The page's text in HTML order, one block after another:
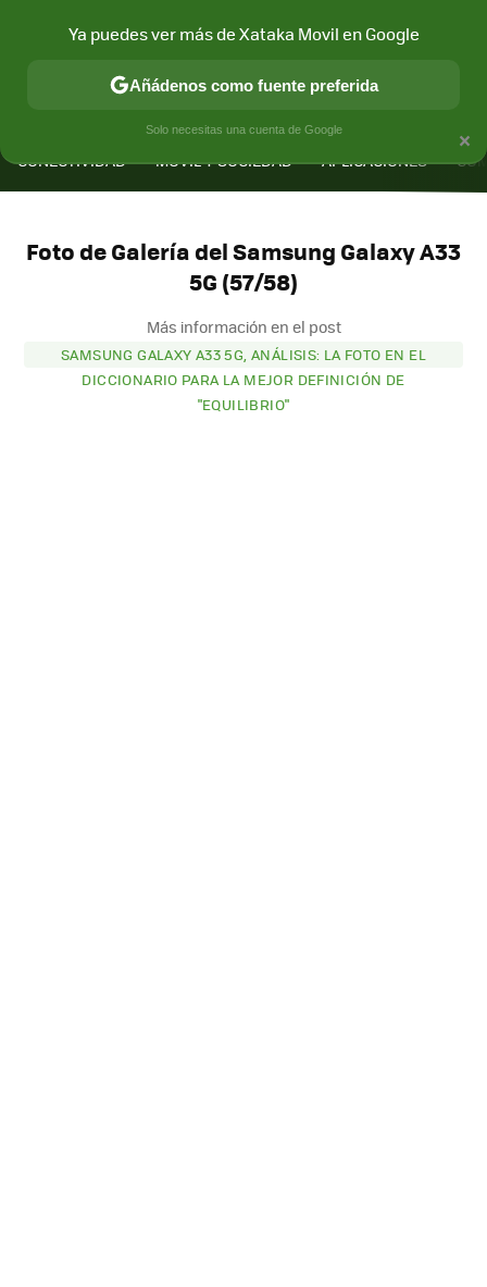
CONECTIVIDAD MÓVIL Y SOCIEDAD APLICACIONES
Foto de Galería del Samsung Galaxy A33
5G (57/58)
Más información en el post
SAMSUNG GALAXY A33 5G, ANÁLISIS: LA FOTO EN EL
DICCIONARIO PARA LA MEJOR DEFINICIÓN DE
"EQUILIBRIO"
×
Ya puedes ver más de Xataka Movil en Google
Añádenos como fuente preferida
Solo necesitas una cuenta de Google